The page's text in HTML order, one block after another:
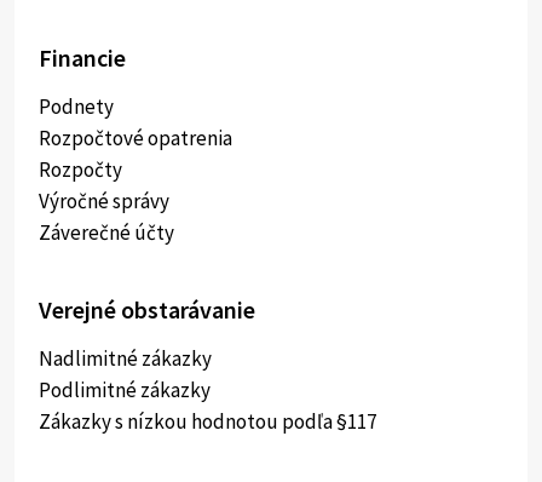
Financie
Podnety
Rozpočtové opatrenia
Rozpočty
Výročné správy
Záverečné účty
Verejné obstarávanie
Nadlimitné zákazky
Podlimitné zákazky
Zákazky s nízkou hodnotou podľa §117